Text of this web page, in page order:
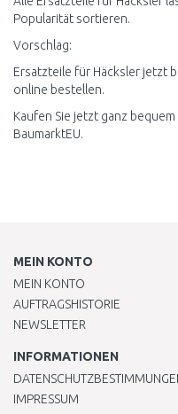
Popularität sortieren.
Vorschlag:
Ersatzteile für Häcksler jetzt
online bestellen.
Kaufen Sie jetzt ganz
BaumarktEU.
MEIN KONTO
MEIN KONTO
AUFTRAGSHISTORIE
NEWSLETTER
INFORMATIONEN
IMPRESSUM